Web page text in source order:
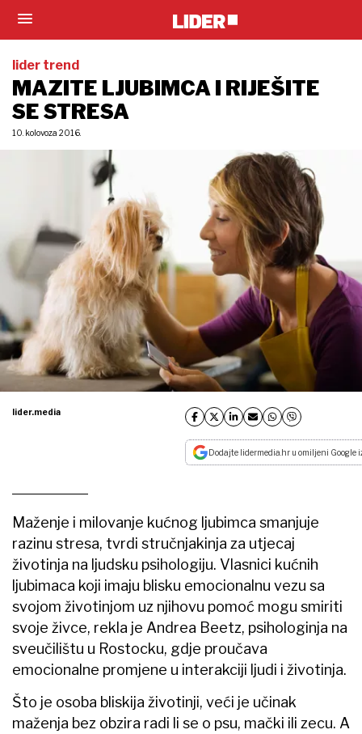
lider trend
MAZITE LJUBIMCA I RIJEŠITE
SE STRESA
10. kolovoza 2016.
lider.media
Dodajte lidermedia.hr u omiljeni Google
Maženje i milovanje kućnog ljubimca smanjuje
razinu stresa, tvrdi stručnjakinja za utjecaj
životinja na ljudsku psihologiju. Vlasnici kućnih
ljubimaca koji imaju blisku emocionalnu vezu sa
svojom životinjom uz njihovu pomoć mogu smiriti
svoje živce, rekla je Andrea Beetz, psihologinja na
sveučilištu u Rostocku, gdje proučava
emocionalne promjene u interakciji ljudi i životinja.
Što je osoba bliskija životinji, veći je učinak
maženja bez obzira radi li se o psu, mački ili zecu. A